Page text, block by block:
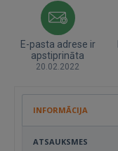
E-pasta adrese ir
apstiprināta
20.02.2022
INFORMĀCIJA
ATSAUKSMES